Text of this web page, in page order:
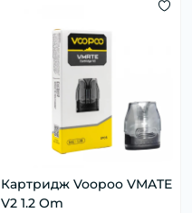
Картридж Voopoo VMATE
V2 1.2 Om